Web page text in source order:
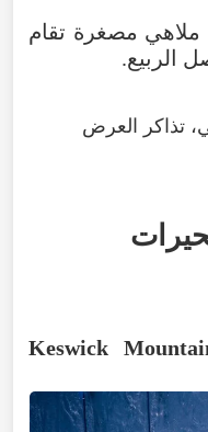
ملاهي مصغرة تقام
الربيع.
، تذاكر العرض
Keswick